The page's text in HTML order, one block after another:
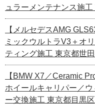
ュラーメンテナンス施
【メルセデスAMG
ミックウルトラV3＋オ
ティング施工 東京都世
【BMW X7／Ceramic
ホイールキャリパー／
ー交換施工 東京都目黒区